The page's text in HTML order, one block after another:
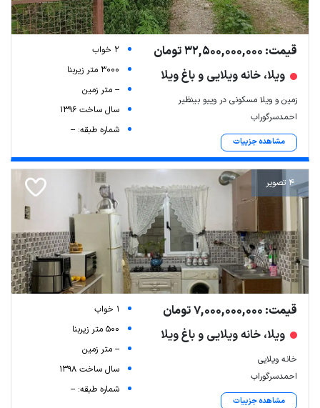
قیمت: 32,500,000,000 تومان
ویلا، خانه ویلایی و باغ ویلا
زمین و ویلا مسکونی در وییو بینظیر
احمدسرگوراب
مشاهده جزییات
2 خواب
3000 متر زیربنا
-- متر زمین
سال ساخت 1396
شماره طبقه: --
4 تصویر
قیمت: 7,000,000,000 تومان
ویلا، خانه ویلایی و باغ ویلا
خانه ویلایی
احمدسرگوراب
مشاهده جزییات
1 خواب
500 متر زیربنا
-- متر زمین
سال ساخت 1398
شماره طبقه: --